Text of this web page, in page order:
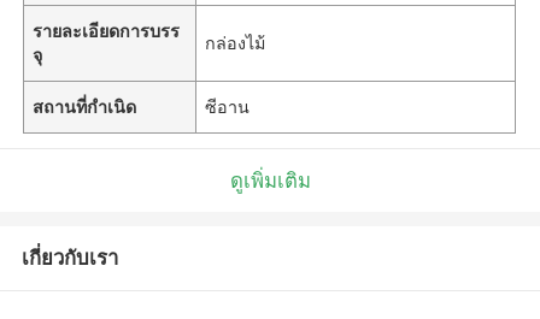
รายละเอียดการบรร
จุ
กล่องไม้
สถานที่กำเนิด ซีอาน
ดูเพิ่มเติม
เกี่ยวกับเรา